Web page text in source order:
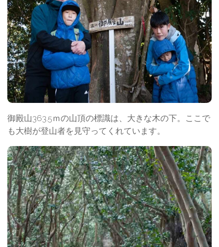
御殿山363.5ｍの山頂の標識は、大きな木の下。ここで
も大樹が登山者を見守ってくれています。